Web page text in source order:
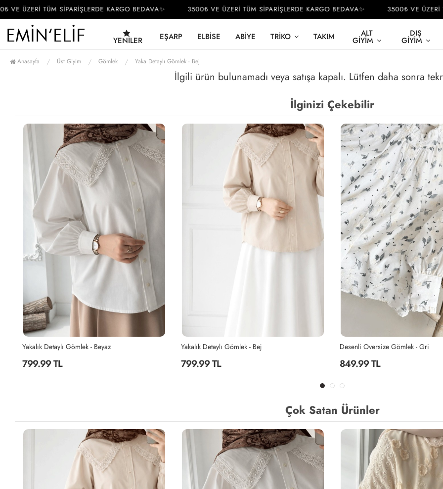
ÜZERİ TÜM SİPARİŞLERDE KARGO BEDAVA✨ 3500₺ VE ÜZERİ TÜM SİPARİŞLERDE KARGO BEDAVA✨ 3500₺ VE ÜZERİ
YENILER EŞARP ELBISE ABIYE TRIKO TAKIM ALT
GIYIM
DIŞ
GIYIM
Anasayfa Üst Giyim Gömlek Yaka Detaylı Gömlek - Bej
İlgili ürün bulunamadı veya satışa kapalı. Lütfen daha sonra
İlginizi Çekebilir
Yakalık Detaylı Gömlek - Bej
799.99 TL
Desenli Oversize Gömlek - Gri
849.99 TL
Desenli Oversize Gömlek - Yeşil
849.99 TL
Çok Satan Ürünler